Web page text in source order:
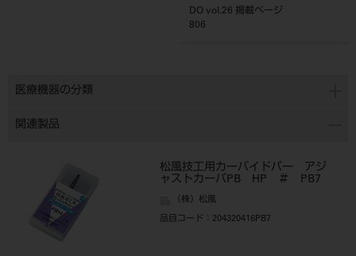
DO vol.26 掲載ページ
806
医療機器の分類
関連製品
松風技工用カーバイドバー アジ
ャストカーバPB HP ＃ PB7
（株）松風
品目コード ：204320416PB7